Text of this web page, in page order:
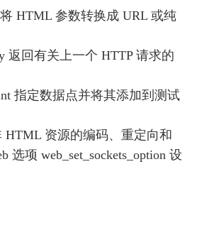
将 HTML 参数转换成 URL 或纯
返回有关上一个 HTTP 请求的
指定数据点并将其添加到测试
HTML 资源的编码、重定向和
选项 web_set_sockets_option 设